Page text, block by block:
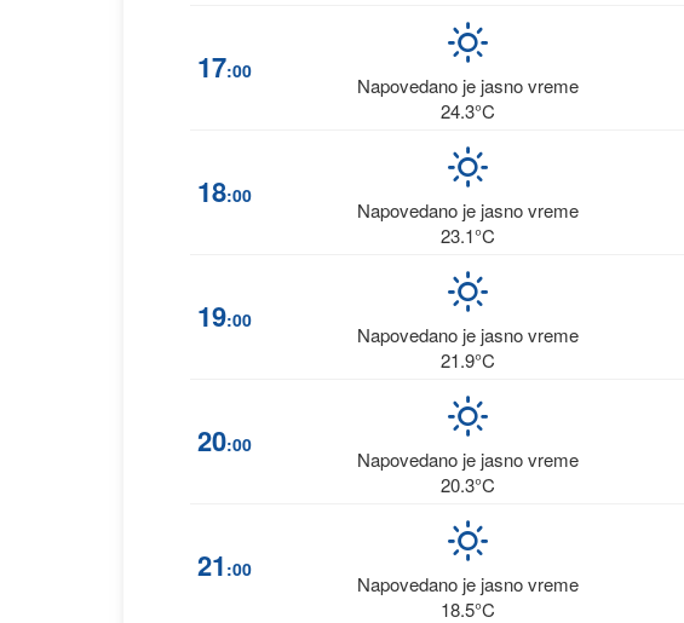
17:00
Napovedano je jasno vreme
24.3°C
18:00
Napovedano je jasno vreme
23.1°C
19:00
Napovedano je jasno vreme
21.9°C
20:00
Napovedano je jasno vreme
20.3°C
21 :00
Napovedano je jasno vreme
18.5°C